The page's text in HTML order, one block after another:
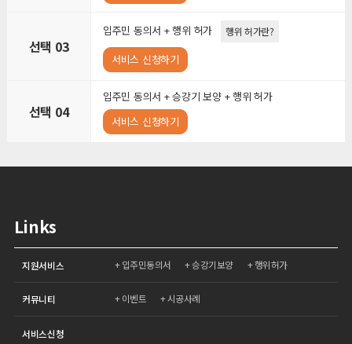
선택 03
입주민 동의서 + 행위 허가 행위 허가란?
서비스 신청하기
선택 04
입주민 동의서 + 승강기 보양 + 행위 허가
서비스 신청하기
Links
지원서비스 입주민동의서 승강기보양 행위허가
커뮤니티 이벤트 시공사례
서비스신청